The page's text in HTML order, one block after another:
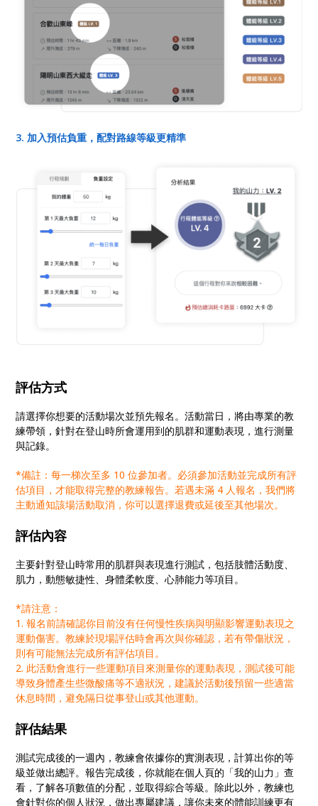
3. 加入預估負重，配對路線等級更精準
評估方式
請選擇你想要的活動場次並預先報名。活動當日，將由專業的教
練帶領，針對在登山時所會運用到的肌群和運動表現，進行測量
與記錄。
*備註：每一梯次至多 10 位參加者。必須參加活動並完成所有評
估項目，才能取得完整的教練報告。若遇未滿 4 人報名，我們將
主動通知該場活動取消，你可以選擇退費或延後至其他場次。
評估內容
主要針對登山時常用的肌群與表現進行測試，包括肢體活動度、
肌力，動態敏捷性、身體柔軟度、心肺能力等項目。
*請注意：
1. 報名前請確認你目前沒有任何慢性疾病與明顯影響運動表現之
運動傷害。教練於現場評估時會再次與你確認，若有帶傷狀況，
則有可能無法完成所有評估項目。
2. 此活動會進行一些運動項目來測量你的運動表現，測試後可能
導致身體產生些微酸痛等不適狀況，建議於活動後預留一些適當
休息時間，避免隔日從事登山或其他運動。
評估結果
測試完成後的一週內，教練會依據你的實測表現，計算出你的等
級並做出總評。報告完成後，你就能在個人頁的「我的山力」查
看，了解各項數值的分配，並取得綜合等級。除此以外，教練也
會針對你的個人狀況，做出專屬建議，讓你未來的體能訓練更有